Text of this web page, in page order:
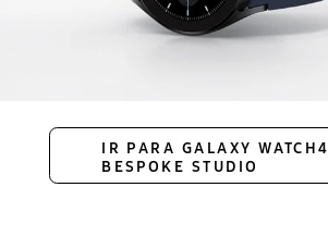
IR PARA GALAXY WATCH4
BESPOKE STUDIO